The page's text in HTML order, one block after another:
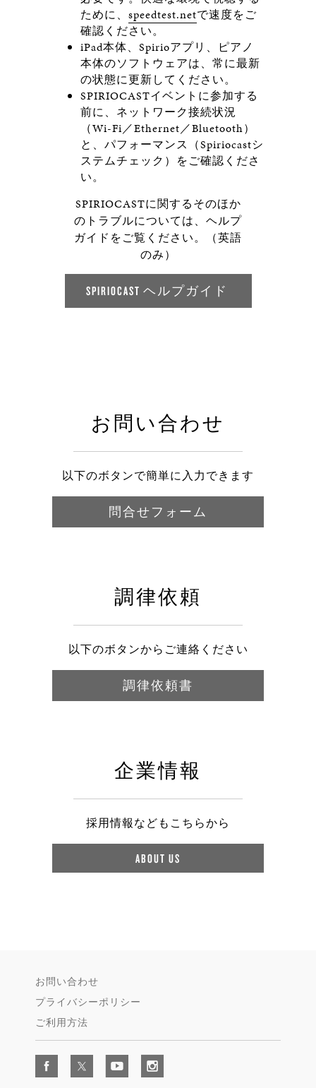
ために、 speedtest.netで速度をご
確認ください。
iPad本体、Spirioアプリ、ピアノ
本体のソフトウェアは、常に最新
の状態に更新してください。
SPIRIOCASTイベントに参加する
前に、ネットワーク接続状況
（Wi-Fi／Ethernet／Bluetooth）
と、パフォーマンス（Spiriocastシ
ステムチェック）をご確認くださ
い。
SPIRIOCASTに関するそのほか
のトラブルについては、ヘルプ
ガイドをご覧ください。（英語
のみ）
SPIRIOCAST ヘルプガイド
お問い合わせ
以下のボタンで簡単に入力できます
問合せフォーム
調律依頼
以下のボタンからご連絡ください
調律依頼書
企業情報
採用情報などもこちらから
ABOUT US
お問い合わせ
プライバシーポリシー
ご利用方法